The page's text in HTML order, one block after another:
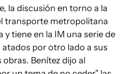
la discusión en torno a la
transporte metropolitana
tiene en la IM una serie de
por otro lado a sus
Benítez dijo al